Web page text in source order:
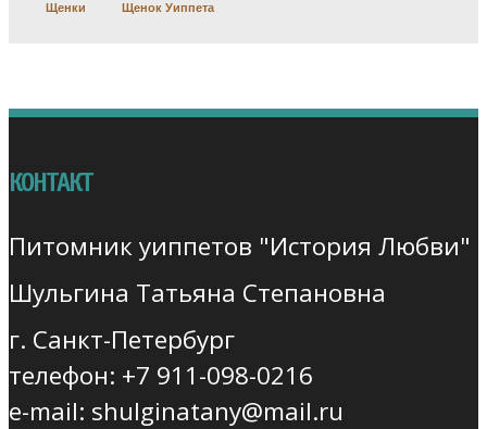
Щенки Щенок Уиппета
КОНТАКТ
Питомник уиппетов "История Любви"
Шульгина Татьяна Степановна
г. Санкт-Петербург
телефон: +7 911-098-0216
e-mail: shulginatany@mail.ru